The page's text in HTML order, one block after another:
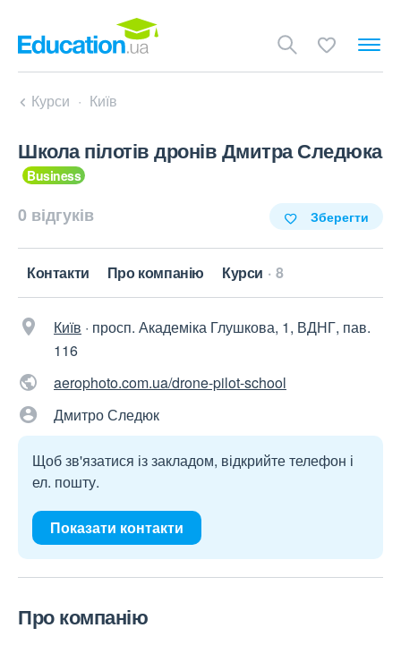
Курси Київ
Школа пілотів дронів Дмитра Следюка
0 відгуків Зберегти
Контакти Про компанію Курси 8
Київ · просп. Академіка Глушкова, 1, ВДНГ, пав.
116
aerophoto.com.ua/drone-pilot-school
Дмитро Следюк
Щоб зв'язатися із закладом, відкрийте телефон і
ел. пошту.
Показати контакти
Про компанію